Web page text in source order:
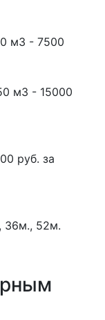
м3 - 7500
м3 - 15000
руб. за
36м., 52м.